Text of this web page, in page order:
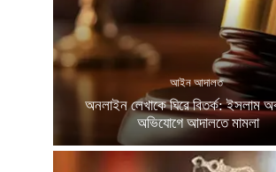
আইন আদালত
অনলাইন লেখাকে ঘিরে বিতর্ক: ইসলাম
অভিযোগে আদালতে মামলা